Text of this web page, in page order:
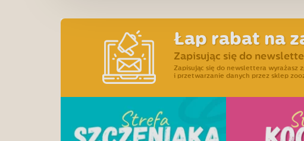
Łap rabat na
Zapisując się do
Zapisując się do newslettera wyrażasz
i przetwarzanie danych przez sklep